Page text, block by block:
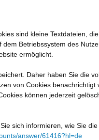
sind kleine Textdateien,
Betriebssystem des
ermöglicht.
Daher haben Sie die
von Cookies
können jederzeit
sich informieren, wie Sie
answer/61416?hl=de